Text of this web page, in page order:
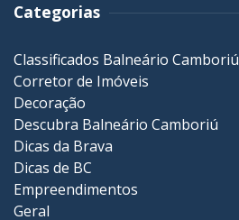
Categorias
Classificados Balneário Camboriú
Corretor de Imóveis
Decoração
Descubra Balneário Camboriú
Dicas da Brava
Dicas de BC
Empreendimentos
Geral